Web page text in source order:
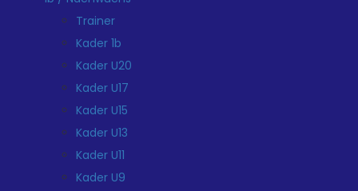
Trainer
Kader 1b
Kader U20
Kader U17
Kader U15
Kader U13
Kader U11
Kader U9